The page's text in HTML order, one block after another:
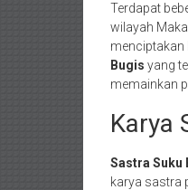
Terdapat
wilayah
menciptakan
Bugis yang
memainkan
Karya
Sastra Suku
karya sastra